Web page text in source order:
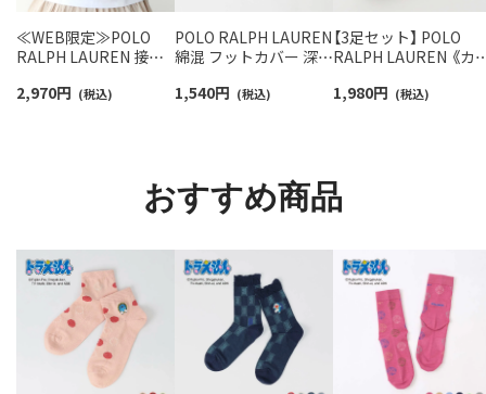
≪WEB限定≫POLO
RALPH LAUREN 接触
ームカバー ＆ レッグウ
2,970円 (税込)
POLO RALPH LAUREN
綿混 フットカバー 深履
カバーソックス レディ
1,540円 (税込)
【3足セット】 POLO
RALPH LAUREN 《カ
ーチサポート ワンポ
1,980円 (税込)
おすすめ商品